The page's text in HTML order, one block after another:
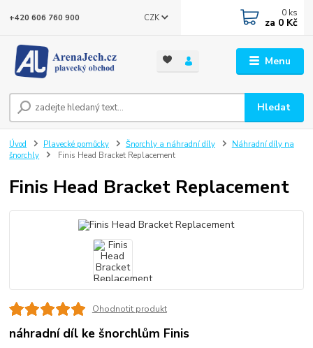
Menu
CZK
Hledat
+420 606 760 900 0 ks
za 0 Kč
Úvod Plavecké pomůcky Šnorchly a náhradní díly
Náhradní díly na
šnorchly
Finis Head Bracket Replacement
Finis Head Bracket Replacement
Ohodnotit produkt
náhradní díl ke šnorchlům Finis